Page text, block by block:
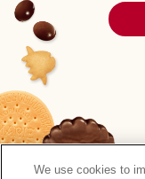
We use cookies to